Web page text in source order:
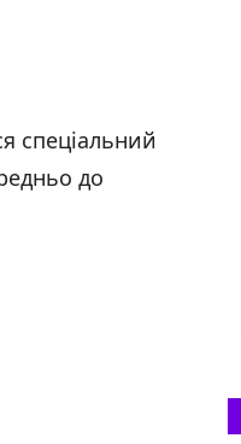
спеціальний
до